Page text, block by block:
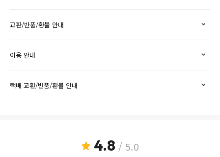
교환/반품/환불 안내
이용 안내
택배 교환/반품/환불 안내
4.8 / 5.0